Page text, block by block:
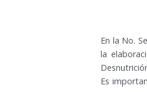
En la No.
la
Es